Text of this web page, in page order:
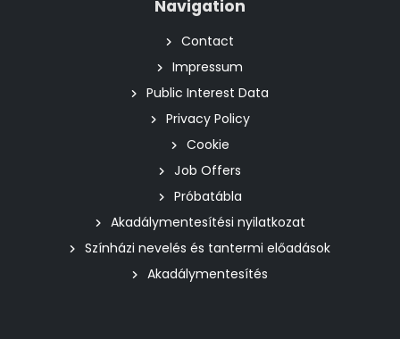
Navigation
Contact
Impressum
Public Interest Data
Privacy Policy
Cookie
Job Offers
Próbatábla
Akadálymentesítési nyilatkozat
Színházi nevelés és tantermi előadások
Akadálymentesítés